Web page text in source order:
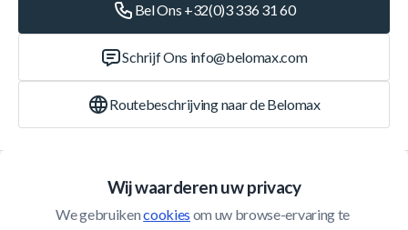
Wij waarderen uw privacy
We gebruiken cookies om uw browse-ervaring te
Bel Ons +32(0)3 336 31 60
Schrijf Ons info@belomax.com
Routebeschrijving naar de Belomax